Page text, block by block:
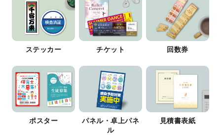
ステッカー チケット 回数券
ポスター
パネル・卓上パネ
ル
見積書表紙